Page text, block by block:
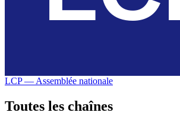
LCP — Assemblée nationale
Toutes les chaînes